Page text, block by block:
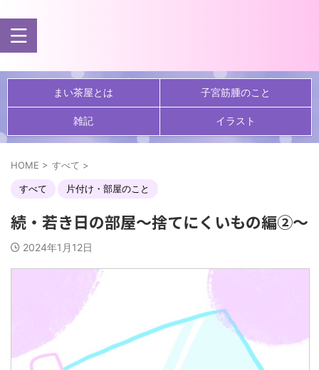
まい茶屋とは 子宮筋腫のこと
雑記 イラスト
HOME > すべて >
すべて 片付け・部屋のこと
続・若き日の部屋～捨てにくいもの編②～
2024年1月12日